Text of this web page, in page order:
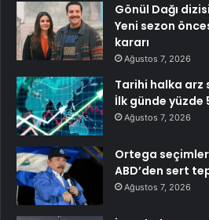
Gönül Dağı
Yeni sezon
kararı
Ağustos 7, 2026
Tarihi halka arz
İlk günde yüzde
Ağustos 7, 2026
Ortega
ABD’den sert
Ağustos 7, 2026